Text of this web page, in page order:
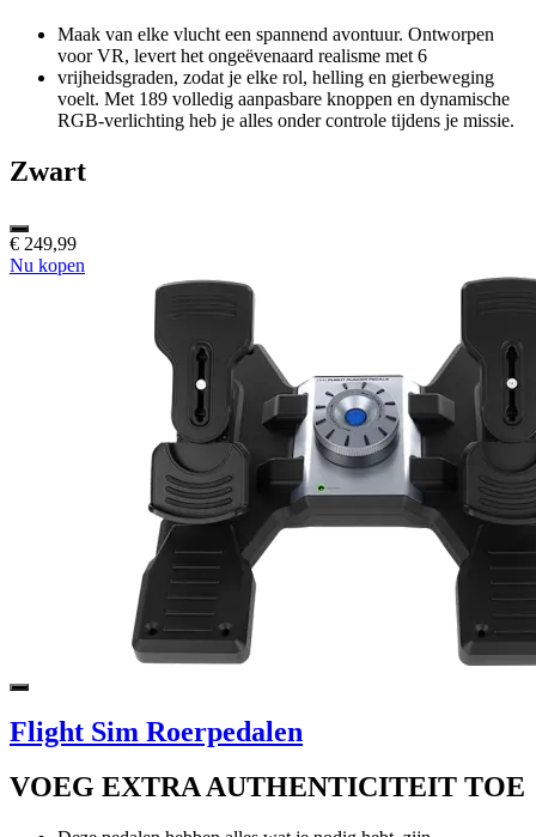
Maak van elke vlucht een spannend avontuur. Ontworpen
voor VR, levert het ongeëvenaard realisme met 6
vrijheidsgraden, zodat je elke rol, helling en gierbeweging
voelt. Met 189 volledig aanpasbare knoppen en dynamische
RGB-verlichting heb je alles onder controle tijdens je missie.
Zwart
€ 249,99
Nu kopen
Flight Sim Roerpedalen
VOEG EXTRA AUTHENTICITEIT TOE